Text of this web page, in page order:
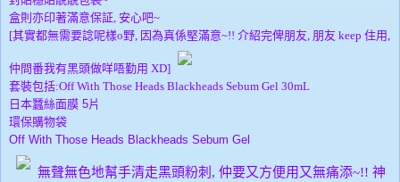
盒則亦印著滿意保証, 安心吧~
[其實都無需要諗呢樣o野, 因為真係堅滿意~!! 介紹完俾朋友, 朋友 keep 住用,
仲問番我有黑頭做咩唔勤用 XD]
套裝包括:Off With Those Heads Blackheads Sebum Gel 30mL
日本蠶絲面膜 5片
環保購物袋
Off With Those Heads Blackheads Sebum Gel
無聲無色地幫手清走黑頭粉刺 , 仲要又方便用又無痛添~!! 神